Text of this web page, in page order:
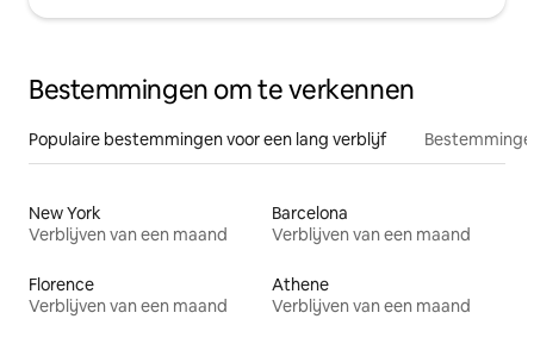
Bestemmingen om te verkennen
Populaire bestemmingen voor een lang verblijf
New York
Verblijven van een maand
Barcelona
Verblijven van een maand
Florence
Verblijven van een maand
Athene
Verblijven van een maand